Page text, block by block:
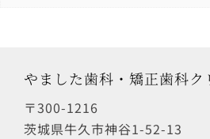
やました歯科・矯正歯科ク
〒300-1216
茨城県牛久市神谷1-52-13